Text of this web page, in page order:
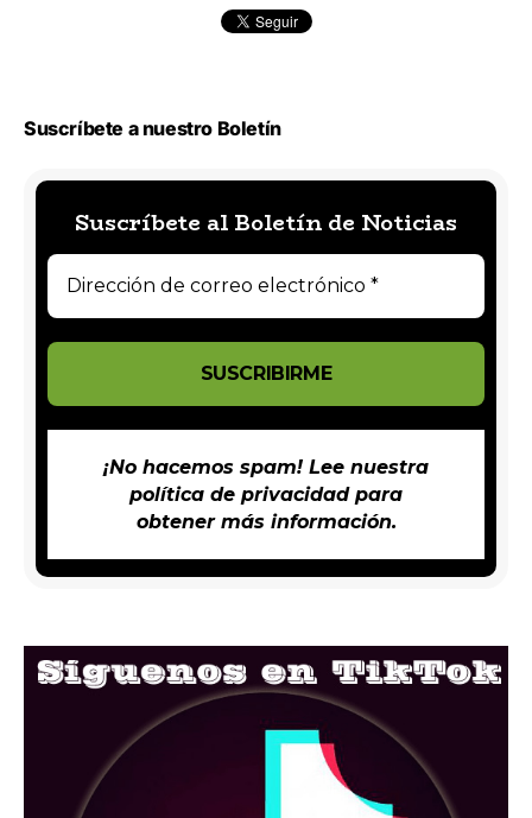
Suscríbete a nuestro Boletín
Suscríbete al Boletín de Noticias
¡No hacemos spam! Lee nuestra
política de privacidadpara
obtener más información.